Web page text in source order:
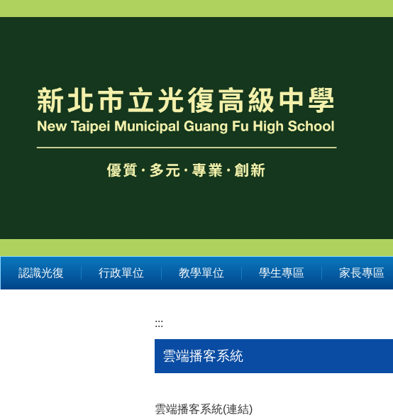
認識光復 行政單位 教學單位 學生專區 家長專區
:::
雲端播客系統
雲端播客系統(連結)